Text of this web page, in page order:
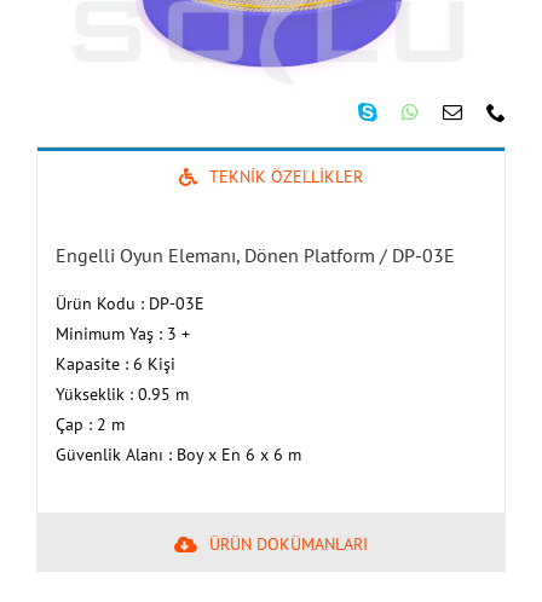
TEKNİK ÖZELLİKLER
Engelli Oyun Elemanı, Dönen Platform / DP-03E
Ürün Kodu : DP-03E
Minimum Yaş : 3 +
Kapasite : 6 Kişi
Yükseklik : 0.95 m
Çap : 2 m
Güvenlik Alanı : Boy x En 6 x 6 m
ÜRÜN DOKÜMANLARI